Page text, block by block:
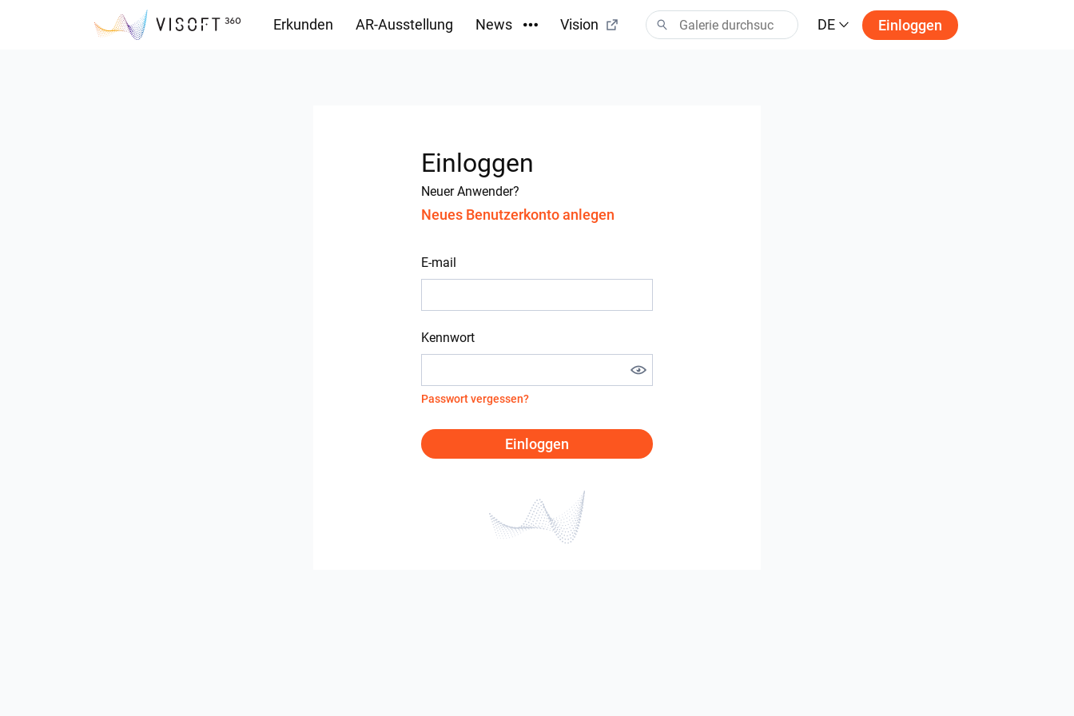
Erkunden AR-Ausstellung News Vision DE Einloggen
Einloggen
Neuer Anwender?
Neues Benutzerkonto anlegen
E-mail
Kennwort
Passwort vergessen?
Einloggen